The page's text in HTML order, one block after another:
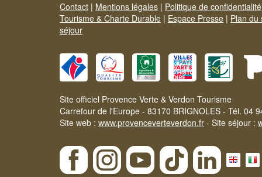
Contact | Mentions légales | Politique de confidentialité
Tourisme & Charte Durable | Espace Presse | Plan du
séjour
Site officiel Provence Verte & Verdon Tourisme
Carrefour de l'Europe - 83170 BRIGNOLES - Tél. 04
Site web : www.provenceverteverdon.fr - Site séjour :